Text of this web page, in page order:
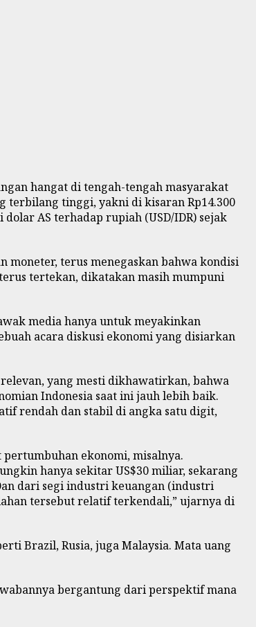
hangat di tengah-tengah masyarakat
terbilang tinggi, yakni di kisaran Rp14.300
AS terhadap rupiah (USD/IDR) sejak
moneter, terus menegaskan bahwa kondisi
tertekan, dikatakan masih mumpuni
media hanya untuk meyakinkan
acara diskusi ekonomi yang disiarkan
yang mesti dikhawatirkan, bahwa
Indonesia saat ini jauh lebih baik.
rendah dan stabil di angka satu digit,
ekonomi, misalnya.
hanya sekitar US$30 miliar, sekarang
dari segi industri keuangan (industri
tersebut relatif terkendali,” ujarnya di
Brazil, Rusia, juga Malaysia. Mata uang
bergantung dari perspektif mana